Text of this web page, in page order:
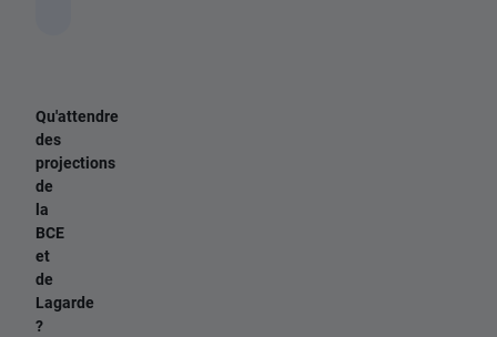
Qu'attendre
des
projections
de
la
BCE
et
de
Lagarde
?